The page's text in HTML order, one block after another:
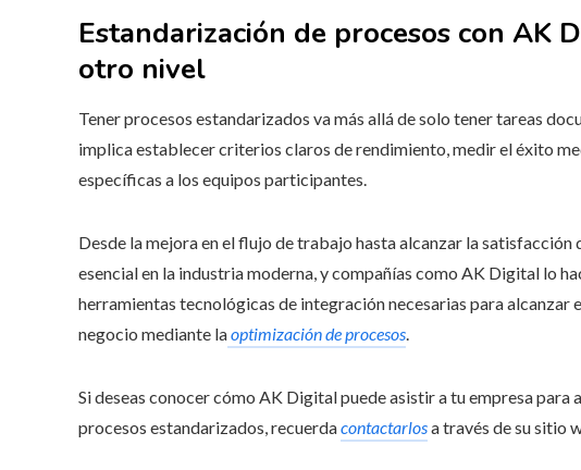
Estandarización de procesos con AK
otro nivel
Tener procesos estandarizados va más allá de solo tener tareas
implica establecer criterios claros de rendimiento, medir el éxito
específicas a los equipos participantes.
Desde la mejora en el flujo de trabajo hasta alcanzar la
esencial en la industria moderna, y compañías como AK Digital lo
herramientas tecnológicas de integración necesarias para
negocio mediante laoptimización de procesos.
Si deseas conocer cómo AK Digital puede asistir a tu empresa
procesos estandarizados, recuerdacontactarlosa través de su sitio